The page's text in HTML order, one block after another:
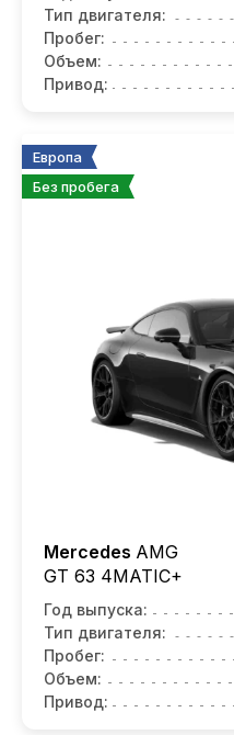
Тип двигателя:
Пробег:
Объем:
Привод:
Европа
Без пробега
Mercedes AMG
GT 63 4MATIC+
Год выпуска:
Тип двигателя:
Пробег:
Объем:
Привод: